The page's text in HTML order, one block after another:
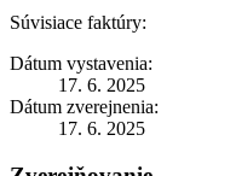
Súvisiace faktúry:
Dátum vystavenia:
17. 6. 2025
Dátum zverejnenia:
17. 6. 2025